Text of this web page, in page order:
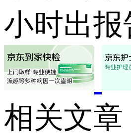
小时出报
相关文章